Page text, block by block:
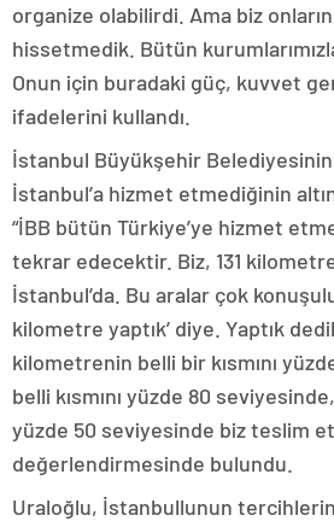
organize olabilirdi. Ama biz
hissetmedik. Bütün
Onun için buradaki güç, kuvvet
ifadelerini kullandı.
İstanbul Büyükşehir
İstanbul’a hizmet etmediğinin
“İBB bütün Türkiye’ye hizmet
tekrar edecektir. Biz, 131
İstanbul’da. Bu aralar çok
kilometre yaptık’ diye. Yaptık
kilometrenin belli bir kısmını
belli kısmını yüzde 80
yüzde 50 seviyesinde biz teslim
değerlendirmesinde bulundu.
Uraloğlu, İstanbullunun